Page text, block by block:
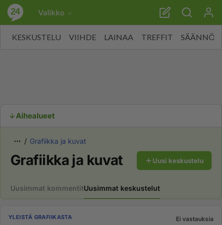
Valikko
KESKUSTELU VIIHDE LAINAA TREFFIT SÄÄNNÖT
Aihealueet
Grafiikka ja kuvat
Grafiikka ja kuvat Uusi keskustelu
Uusimmat kommentitUusimmat keskustelut
YLEISTÄ GRAFIIKASTA Ei vastauksia